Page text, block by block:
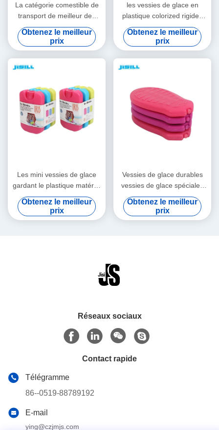
La catégorie comestible de
transport de meilleur des
prix de glace de gel de
sports aquatiques de
pomme HDPE solaire
vaccinique de forme
colorized des vessies de
Obtenez le meilleur
prix
les vessies de glace en
plastique colorized rigides
colorées de catégorie
comestible de HDPE
emploient extensivement
gardent le refroidisseur froid
de bouteille de gel pour la
Obtenez le meilleur
prix
Les mini vessies de glace
gardant le plastique matériel
promotionnel froid de
catégorie comestible de
changement de phase de
Obtenez le meilleur
prix
Vessies de glace durables
vessies de glace spéciales
rouges de forme de mini
pour la médecine
Obtenez le meilleur
prix
Réseaux sociaux
Contact rapide
Télégramme
86--0519-88789192
E-mail
ying@czjmjs.com